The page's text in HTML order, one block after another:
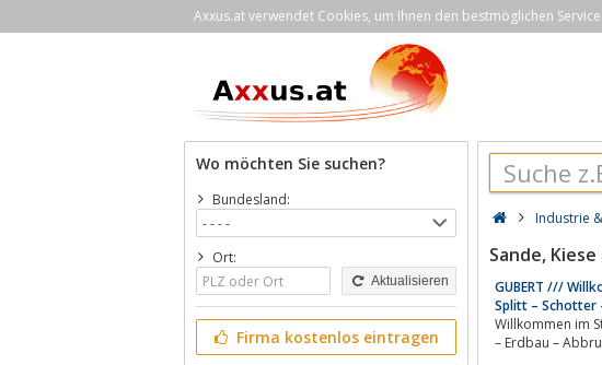
Axxus.at verwendet Cookies, um Ihnen den bestmöglichen
Wo möchten Sie suchen?
Bundesland:
Ort:
Aktualisieren
Firma kostenlos eintragen
Industrie
Sande, Kiese
GUBERT ///
Splitt – Schotter
Willkommen im Steinbruch Jenbach (Schwaz,